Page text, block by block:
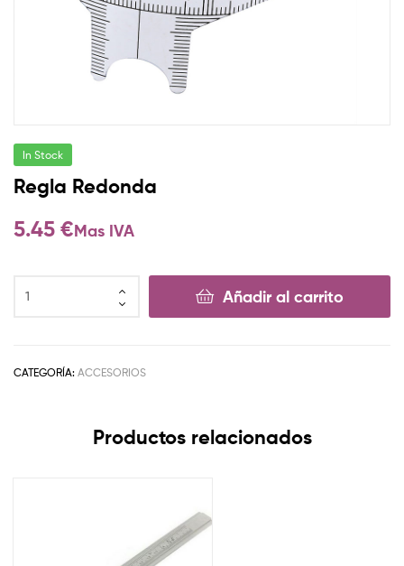
In Stock
Regla Redonda
5.45 €Mas IVA
Añadir al carrito
CATEGORÍA: ACCESORIOS
Productos relacionados